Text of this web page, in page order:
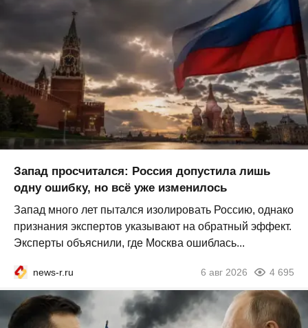
Запад просчитался: Россия допустила лишь
одну ошибку, но всё уже изменилось
Запад много лет пытался изолировать Россию, однако
признания экспертов указывают на обратный эффект.
Эксперты объяснили, где Москва ошиблась...
news-r.ru 6 авг 2026 4 695